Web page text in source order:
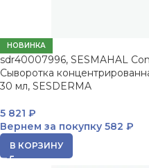
НОВИНКА
sdr40007996, SESMAHAL
Сыворотка
30 мл, SESDERMA
5 821 ₽
Вернем за покупку 582 ₽
В КОРЗИНУ